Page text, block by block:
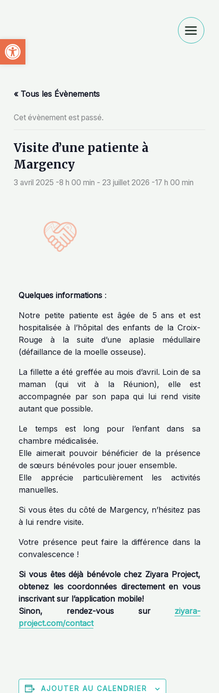
Ouvrir la barre d’outils
« Tous les Évènements
Cet évènement est passé.
Visite d’une patiente à
Margency
3 avril 2025 -8 h 00 min -23 juillet 2026 -17 h 00 min
Quelques informations :
Notre petite patiente est âgée de 5 ans et est
hospitalisée à l’hôpital des enfants de la Croix-
Rouge à la suite d’une aplasie médullaire
(défaillance de la moelle osseuse).
La fillette a été greffée au mois d’avril. Loin de sa
maman (qui vit à la Réunion), elle est
accompagnée par son papa qui lui rend visite
autant que possible.
Le temps est long pour l’enfant dans sa
chambre médicalisée.
Elle aimerait pouvoir bénéficier de la présence
de sœurs bénévoles pour jouer ensemble.
Elle apprécie particulièrement les activités
manuelles.
Si vous êtes du côté de Margency, n’hésitez pas
à lui rendre visite.
Votre présence peut faire la différence dans la
convalescence !
Si vous êtes déjà bénévole chez Ziyara Project,
obtenez les coordonnées directement en vous
inscrivant sur l’application mobile!
Sinon, rendez-vous sur ziyara-
project.com/contact
AJOUTER AU CALENDRIER